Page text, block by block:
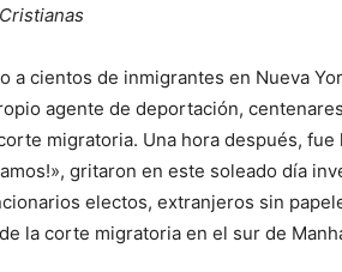
a cientos de inmigrantes en Nueva
agente de deportación,
migratoria. Una hora después, fue
gritaron en este soleado día
electos, extranjeros sin
la corte migratoria en el sur de